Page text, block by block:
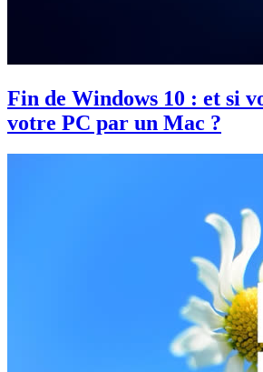
Fin de Windows 10 : et si
votre PC par un Mac ?